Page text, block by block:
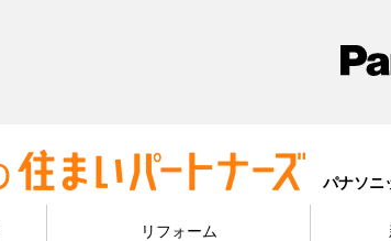
パナソニ
リフォーム